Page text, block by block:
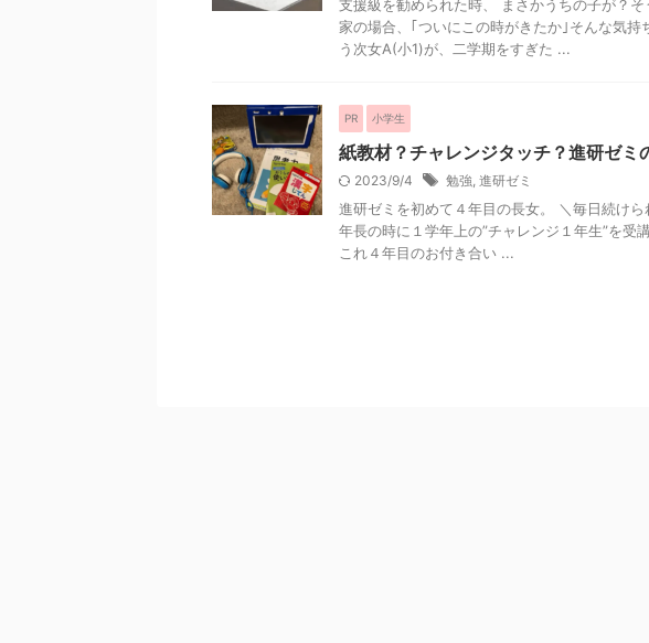
支援級を勧められた時、 まさかうちの子が？
家の場合、｢ついにこの時がきたか｣そんな気
う次女A(小1)が、二学期をすぎた ...
PR 小学生
紙教材？チャレンジタッチ？進研ゼミ
2023/9/4 勉強 進研ゼミ
進研ゼミを初めて４年目の長女。 ＼毎日続け
年長の時に１学年上の”チャレンジ１年生”を受
これ４年目のお付き合い ...